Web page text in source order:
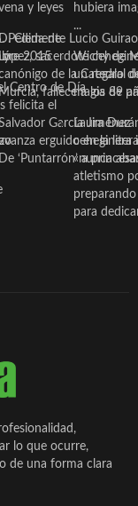
y
Pedida de
2015
Centro de Día
felicita el
y leyes
Clemente Lucio Guirao
sacerdote
de la Catedral
fallece a los 89
García Jiménez
erguido en la
De ‘Puntarrón’ a
hubiera
...
Wichy de
un regalo
magia de
Laura
ceheginera
«nunca
atletismo
para
lo que ocurre,
de una forma clara